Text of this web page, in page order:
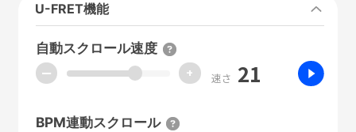
U-FRET機能
自動スクロール速度
ー + 速さ 21
BPM連動スクロール